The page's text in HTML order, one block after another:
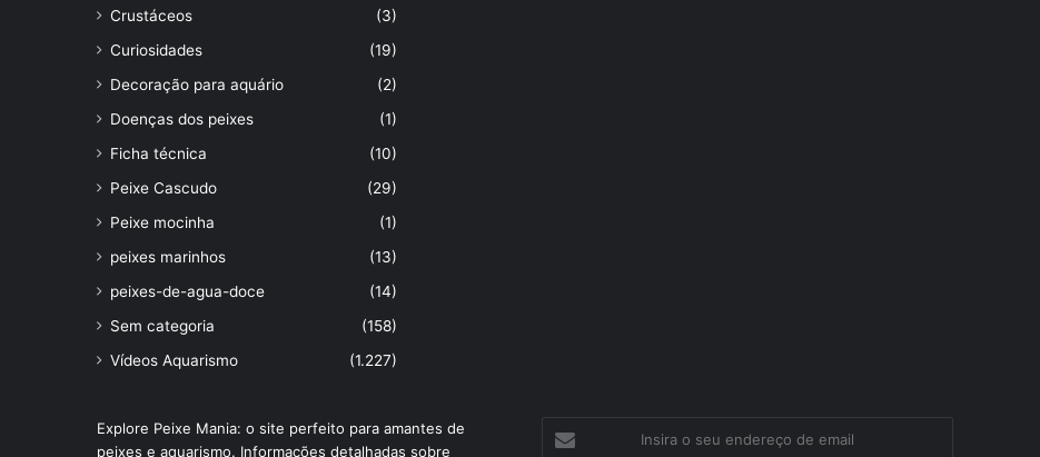
Crustáceos
(3)
Curiosidades
(19)
Decoração para aquário
(2)
Doenças dos peixes
(1)
Ficha técnica
(10)
Peixe Cascudo
(29)
Peixe mocinha
(1)
peixes marinhos
(13)
peixes-de-agua-doce
(14)
Sem categoria
(158)
Vídeos Aquarismo
(1.227)
Explore Peixe Mania: o site perfeito para amantes de
peixes e aquarismo. Informações detalhadas sobre